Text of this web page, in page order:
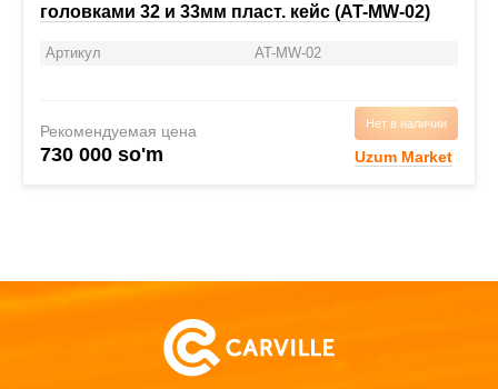
головками 32 и 33мм пласт. кейс (AT-MW-02)
Артикул AT-MW-02
Рекомендуемая цена
730 000 so'm
Нет в наличии
Uzum Market